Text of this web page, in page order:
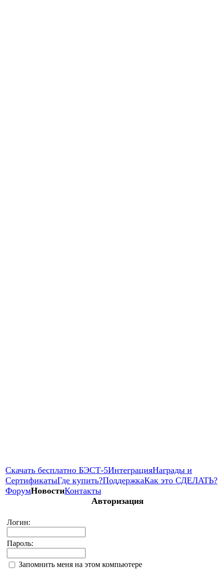
Скачать бесплатно БЭСТ-5ИнтеграцияНаграды и
СертификатыГде купить?ПоддержкаКак это СДЕЛАТЬ?
ФорумНовостиКонтакты
Авторизация
Логин:
Пароль:
Запомнить меня на этом компьютере